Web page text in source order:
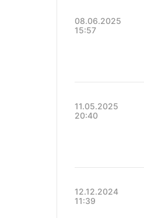
08.06.2025
15:57
11.05.2025
20:40
12.12.2024
11:39